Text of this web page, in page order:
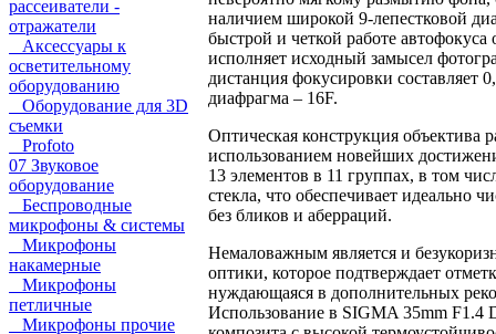
рассеиватели -
отражатели
Аксессуары к
осветительному
оборудованию
Оборудование для 3D
съемки
Profoto
07 Звуковое
оборудование
Беспроводные
микрофоны & системы
Микрофоны
накамерные
Микрофоны
петличные
Микрофоны прочие
наличием широкой 9-лепестковой
быстрой и четкой работе автофокуса
исполняет исходный замысел
дистанция фокусировки составляет
диафрагма – 16F.
Оптическая конструкция объектива
использованием новейших
13 элементов в 11 группах, в том
стекла, что обеспечивает идеально
без бликов и аберраций.
Немаловажным является и
оптики, которое подтверждает
нуждающаяся в дополнительных
Использование в SIGMA 35mm F1.4